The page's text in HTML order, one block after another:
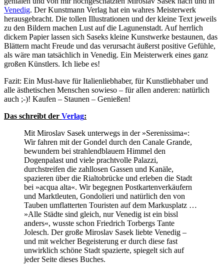
Venedig. Der Kunstmann Verlag hat ein wahres Meisterwerk
herausgebracht. Die tollen Illustrationen und der kleine Text jeweils
zu den Bildern machen Lust auf die Lagunenstadt. Auf herrlich
dickem Papier lassen sich Saseks kleine Kunstwerke bestaunen, das
Blättern macht Freude und das verursacht äußerst positive Gefühle,
als wäre man tatsächlich in Venedig. Ein Meisterwerk eines ganz
großen Künstlers. Ich liebe es!
Fazit: Ein Must-have für Italienliebhaber, für Kunstliebhaber und
alle ästhetischen Menschen sowieso – für allen anderen: natürlich
auch ;-)! Kaufen – Staunen – Genießen!
Das schreibt der Verlag:
Mit Miroslav Sasek unterwegs in der »Serenissima«:
Wir fahren mit der Gondel durch den Canale Grande,
bewundern bei strahlendblauem Himmel den
Dogenpalast und viele prachtvolle Palazzi,
durchstreifen die zahllosen Gassen und Kanäle,
spazieren über die Rialtobrücke und erleben die Stadt
bei »acqua alta«. Wir begegnen Postkartenverkäufern
und Marktleuten, Gondolieri und natürlich den von
Tauben umflatterten Touristen auf dem Markusplatz …
»Alle Städte sind gleich, nur Venedig ist ein bissl
anders«, wusste schon Friedrich Torbergs Tante
Jolesch. Der große Miroslav Sasek liebte Venedig –
und mit welcher Begeisterung er durch diese fast
unwirklich schöne Stadt spazierte, spiegelt sich auf
jeder Seite dieses Buches.